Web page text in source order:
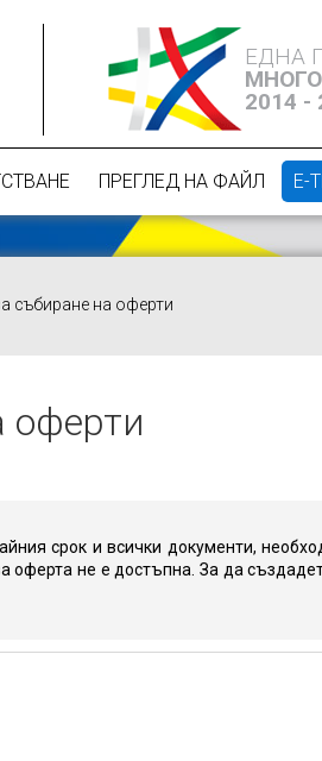
ЕДНА
2014 -
ПРЕГЛЕД НА ФАЙЛ Е-
събиране на оферти
оферти
срок и всички документи,
оферта не е достъпна. За да